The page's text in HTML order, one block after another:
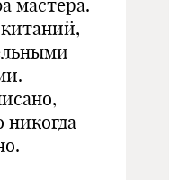
мастера.
никогда